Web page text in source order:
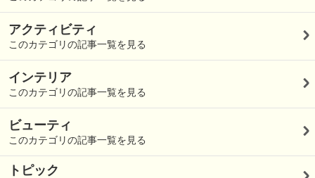
アクティビティ
このカテゴリの記事一覧を見る
インテリア
このカテゴリの記事一覧を見る
ビューティ
このカテゴリの記事一覧を見る
トピック